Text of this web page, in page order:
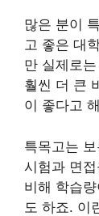
많은 분이
고 좋은 대
만 실제로
훨씬 더 큰
이 좋다고
특목고는
시험과 면
비해 학습
도 하죠. 이